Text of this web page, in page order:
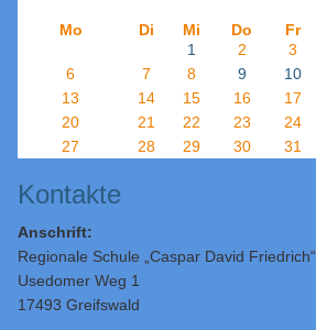
Mo Di Mi Do Fr
1
2 3
6
7 8 9 10
13
14 15 16 17
20
21 22 23 24
27
28 29 30 31
Kontakte
Anschrift:
Regionale Schule „Caspar David Friedrich“
Usedomer Weg 1
17493 Greifswald